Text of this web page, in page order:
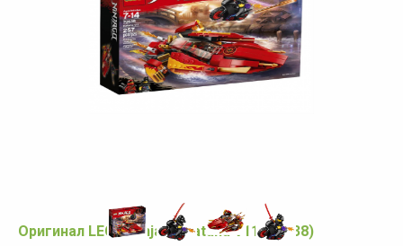
Оригинал LEGO Ninjago Katana V11 (70638)